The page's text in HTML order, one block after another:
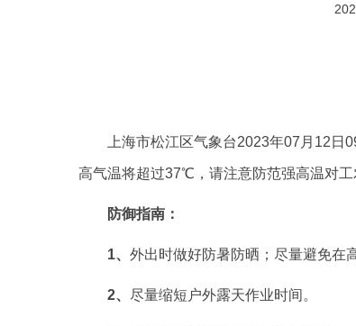
上海市松江区气象台2023年07月12
高气温将超过37℃，请注意防范强高温对工
防御指南：
1、 外出时做好防暑防晒；尽量避免在
2、 尽量缩短户外露天作业时间。